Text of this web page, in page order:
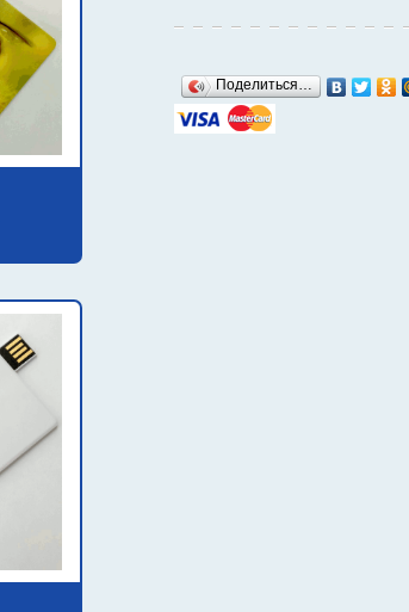
Поделиться…